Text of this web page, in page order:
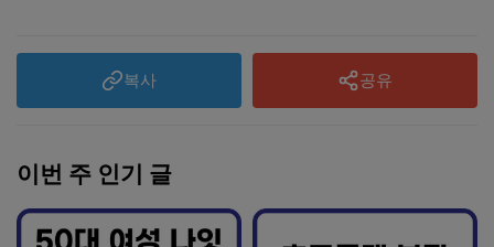
복사 공유
이번 주 인기 글